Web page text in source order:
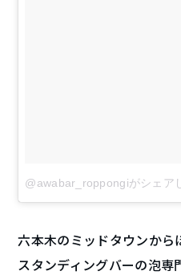
@awabar_roppongiがシェア
六本木のミッドタウンから
スタンディングバーの泡